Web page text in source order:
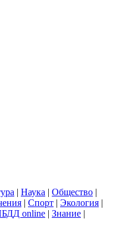
| Наука | Общество |
| Спорт | Экология |
online | Знание |